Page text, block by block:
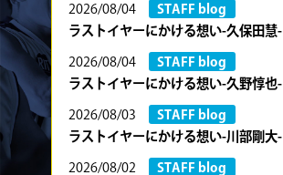
2026/08/04
STAFF blog
ラストイヤーにかける想い-久保田慧-
2026/08/04
STAFF blog
ラストイヤーにかける想い-久野惇也-
2026/08/03
STAFF blog
ラストイヤーにかける想い-川部剛大-
2026/08/02
STAFF blog